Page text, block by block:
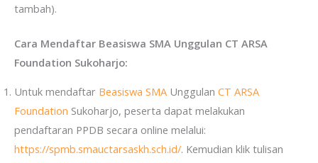
tambah).
Cara Mendaftar Beasiswa SMA Unggulan CT ARSA
Foundation Sukoharjo:
Untuk mendaftar Beasiswa SMA Unggulan CT ARSA
Foundation Sukoharjo, peserta dapat melakukan
pendaftaran PPDB secara online melalui:
https://spmb.smauctarsaskh.sch.id/. Kemudian klik tulisan